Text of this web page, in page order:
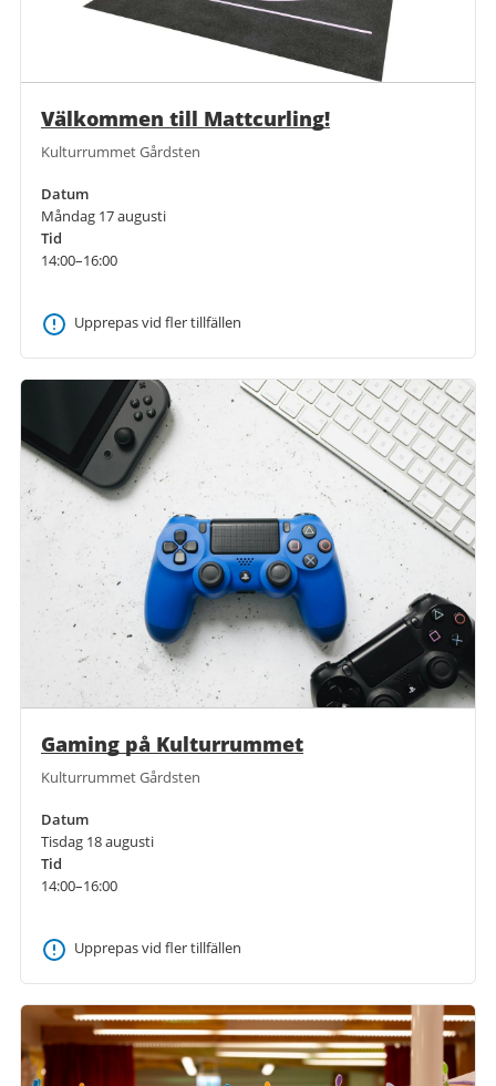
Välkommen till Mattcurling!
Kulturrummet Gårdsten
Datum
Måndag 17 augusti
Tid
14:00–16:00
Upprepas vid fler tillfällen
Gaming på Kulturrummet
Kulturrummet Gårdsten
Datum
Tisdag 18 augusti
Tid
14:00–16:00
Upprepas vid fler tillfällen